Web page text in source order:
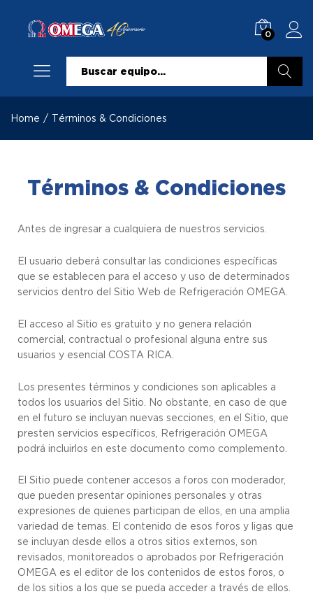
0
Home / Términos & Condiciones
Términos & Condiciones
Antes de ingresar a cualquiera de nuestros servicios.
El usuario deberá consultar las condiciones específicas
que se establecen para el acceso y uso de determinados
servicios dentro del Sitio Web de Refrigeración OMEGA.
El acceso al Sitio es gratuito y no genera relación
comercial, contractual o profesional alguna entre sus
usuarios y esencial COSTA RICA.
Los presentes términos y condiciones son aplicables a
todos los usuarios del Sitio. No obstante, en caso de que
en el futuro se incluyan nuevas secciones, en el Sitio, que
presten servicios específicos, Refrigeración OMEGA
podrá incluirlos en este documento como complemento.
El Sitio puede contener accesos a foros con moderador,
que pueden presentar opiniones personales y otras
expresiones de quienes participan de ellos, en una amplia
variedad de temas. El contenido de esos foros y ligas que
se incluyan desde ellos a otros sitios externos, son
revisados, monitoreados o aprobados por Refrigeración
OMEGA es el editor de los contenidos de estos foros, o
de los sitios a los que se pueda acceder a través de ellos.